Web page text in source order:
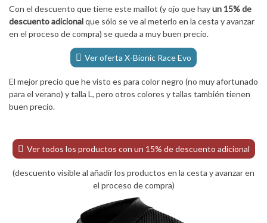
Con el descuento que tiene este maillot (y ojo que hayun 15% de
descuento adicionalque sólo se ve al meterlo en la cesta y avanzar
en el proceso de compra) se queda a muy buen precio.
Ver oferta X-Bionic Race Evo
El mejor precio que he visto es para color negro (no muy afortunado
para el verano) y talla L, pero otros colores y tallas también tienen
buen precio.
Ver todos los productos con un 15% de descuento adicional
(descuento visible al añadir los productos en la cesta y avanzar en
el proceso de compra)